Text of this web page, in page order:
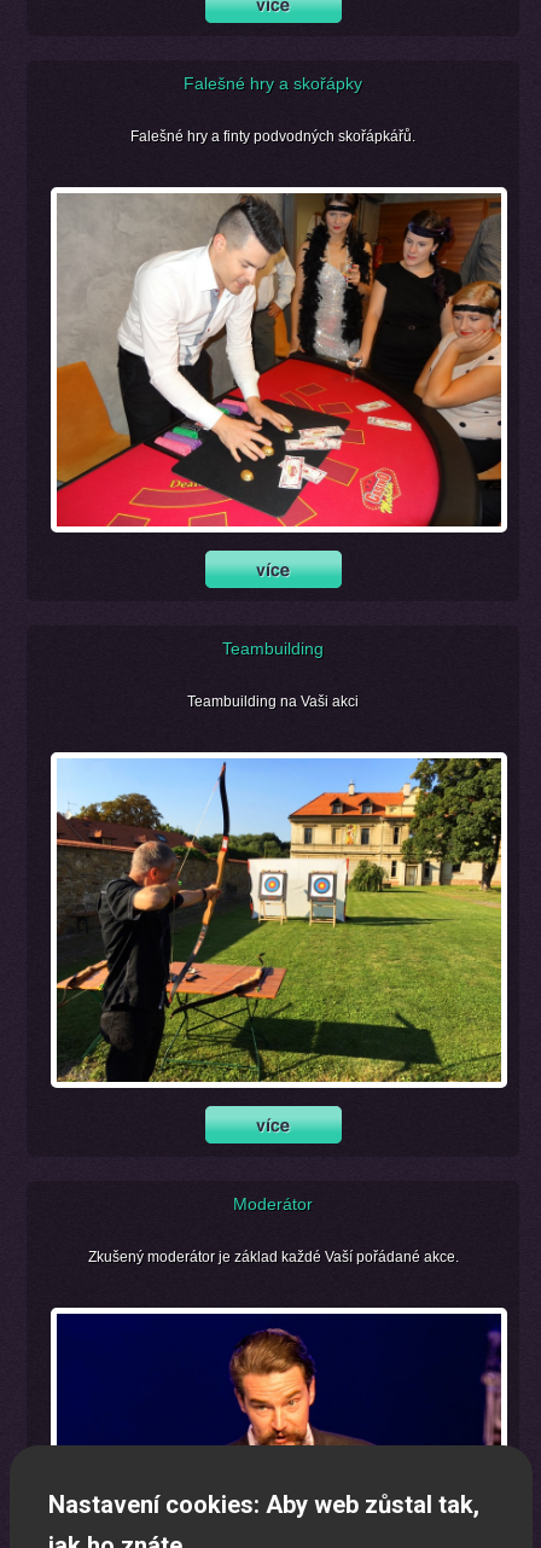
Falešné hry a skořápky
Falešné hry a finty podvodných skořápkářů.
Teambuilding
Teambuilding na Vaši akci
Moderátor
Zkušený moderátor je základ každé Vaší pořádané akce.
Nastavení cookies: Aby web zůstal tak,